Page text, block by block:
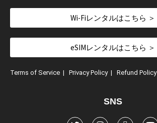
Wi-Fiレンタルはこちら ＞
eSIMレンタルはこちら ＞
Terms of Service | Privacy Policy | Refund Policy
SNS